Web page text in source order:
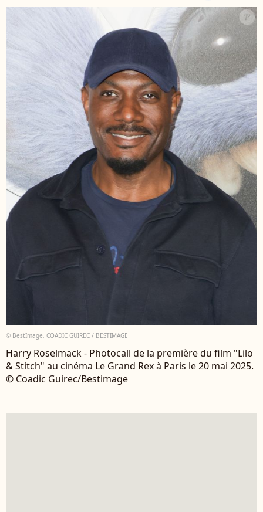
© BestImage, COADIC GUIREC / BESTIMAGE
Harry Roselmack - Photocall de la première du film "Lilo
& Stitch" au cinéma Le Grand Rex à Paris le 20 mai 2025.
© Coadic Guirec/Bestimage